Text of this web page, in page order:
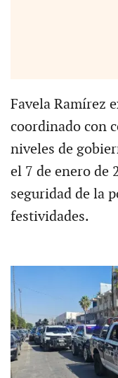
Favela Ramírez
coordinado con
niveles de
el 7 de enero de
seguridad de la
festividades.